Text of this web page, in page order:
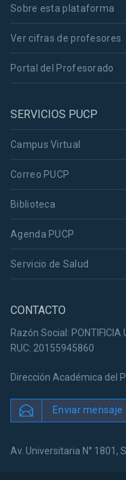
Sobre esta plataforma
Ver cifras de profesores
Portal del Profesorado
SERVICIOS PUCP
Campus Virtual
Correo PUCP
Biblioteca
Agenda PUCP
Servicio de Salud
CONTACTO
Razón Social: PONTIFICIA
RUC: 20155945860
Dirección Académica del
Enviar mensaje
Av. Universitaria N° 1801,